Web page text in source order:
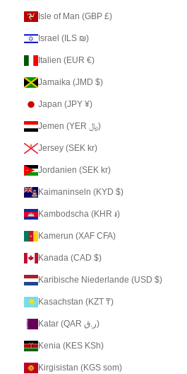
Isle of Man (GBP £)
Israel (ILS ₪)
Italien (EUR €)
Jamaika (JMD $)
Japan (JPY ¥)
Jemen (YER ﷼)
Jersey (SEK kr)
Jordanien (SEK kr)
Kaimaninseln (KYD $)
Kambodscha (KHR ៛)
Kamerun (XAF CFA)
Kanada (CAD $)
Karibische Niederlande (USD $)
Kasachstan (KZT ₸)
Katar (QAR ر.ق)
Kenia (KES KSh)
Kirgisistan (KGS som)